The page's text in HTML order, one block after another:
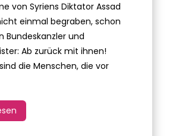
von Syriens Diktator Assad
einmal begraben, schon
Bundeskanzler und
Ab zurück mit ihnen!
die Menschen, die vor